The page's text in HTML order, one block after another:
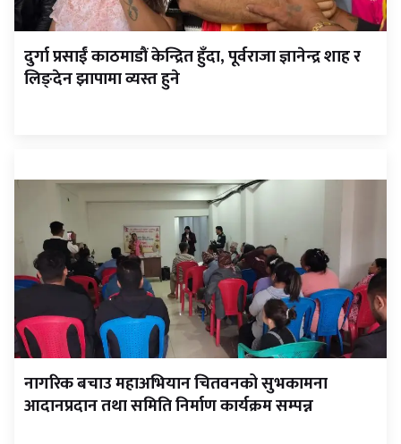
दुर्गा प्रसाईं काठमाडौं केन्द्रित हुँदा, पूर्वराजा ज्ञानेन्द्र शाह र
लिङ्देन झापामा व्यस्त हुने
नागरिक बचाउ महाअभियान चितवनको सुभकामना
आदानप्रदान तथा समिति निर्माण कार्यक्रम सम्पन्न